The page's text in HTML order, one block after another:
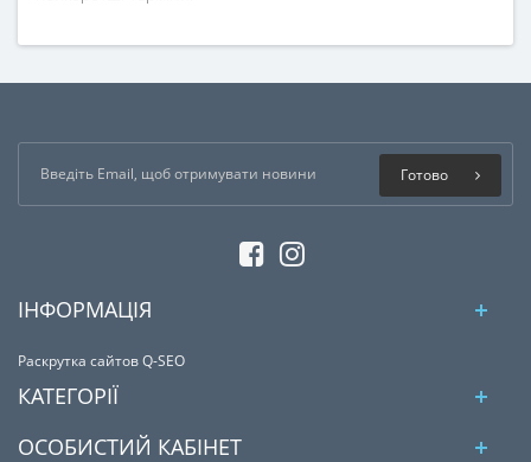
Готово
ІНФОРМАЦІЯ
Раскрутка сайтов Q-SEO
КАТЕГОРІЇ
ОСОБИСТИЙ КАБІНЕТ